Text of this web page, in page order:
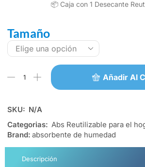
📦 Caja con 1 Desecante
Tamaño
Añadir Al
SKU: N/A
Categorias: Abs Reutilizable para el
Brand: absorbente de humedad
Descripción